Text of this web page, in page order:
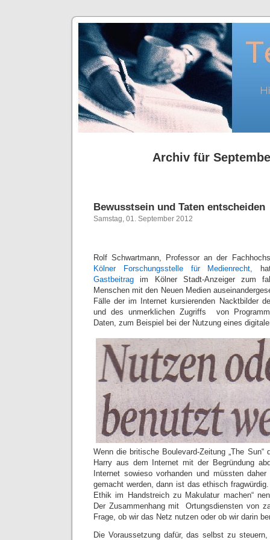
Archiv für
Bewusstsein und Taten entscheiden
Samstag, 01. September 2012
Rolf Schwartmann, Professor an der
Kölner Forschungsstelle für Medienrecht,
Gastbeitrag im Kölner Stadt-Anzeiger zum
Menschen mit den Neuen Medien
Fälle der im Internet kursierenden Nacktbilder
und des unmerklichen Zugriffs von
Daten, zum Beispiel bei der Nutzung eines
Wenn die britische Boulevard-Zeitung „The Sun“
Harry aus dem Internet mit der Begründung
Internet sowieso vorhanden und müssten
gemacht werden, dann ist das ethisch
Ethik im Handstreich zu Makulatur machen“
Der Zusammenhang mit Ortungsdiensten von
Frage, ob wir das Netz nutzen oder ob wir darin
Die Voraussetzung dafür, das selbst zu